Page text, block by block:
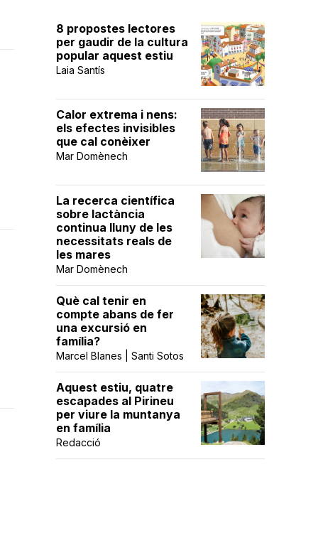
8 propostes lectores
per gaudir de la cultura
popular aquest estiu
Laia Santís
Calor extrema i nens:
els efectes invisibles
que cal conèixer
Mar Domènech
La recerca científica
sobre lactància
continua lluny de les
necessitats reals de
les mares
Mar Domènech
Què cal tenir en
compte abans de fer
una excursió en
família?
Marcel Blanes | Santi Sotos
Aquest estiu, quatre
escapades al Pirineu
per viure la muntanya
en família
Redacció